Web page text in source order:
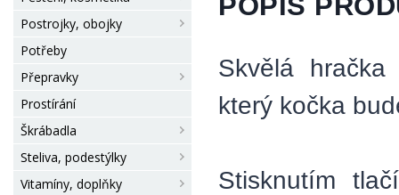
Postrojky, obojky
Potřeby
Přepravky
Prostírání
Škrábadla
Steliva, podestýlky
Vitamíny, doplňky
Skvělá
který kočka
Stisknutím